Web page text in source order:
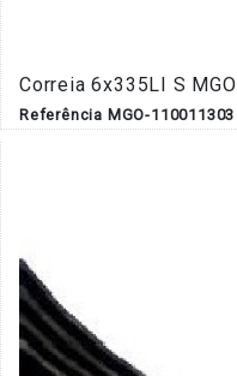
Correia 6x335LI S MGO
Referência MGO-110011303